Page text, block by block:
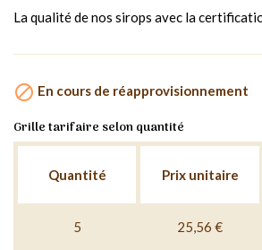
La qualité de nos sirops avec la
 En cours de réapprovisionnement
Grille tarifaire selon quantité
Quantité Prix unitaire
5 25,56 €